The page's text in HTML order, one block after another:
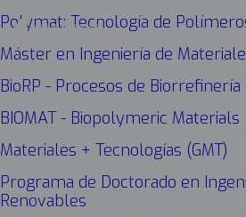
Polymat: Tecnología de
Máster en Ingeniería de
BioRP - Procesos de Biorrefinería
BIOMAT - Biopolymeric Materials
Materiales + Tecnologías (GMT)
Programa de Doctorado en
Renovables